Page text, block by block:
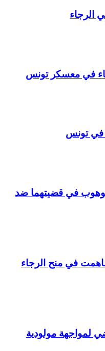
الرجاء
في معسكر تونس
في تونس
في قضيتهما ضد
في منح الرجاء
لمواجهة مولودية